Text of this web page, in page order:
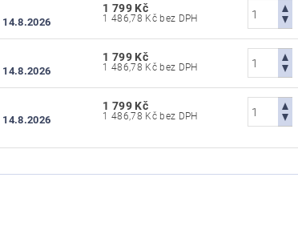
14.8.2026
1 799 Kč
1 486,78 Kč bez DPH
14.8.2026
1 799 Kč
1 486,78 Kč bez DPH
14.8.2026
1 799 Kč
1 486,78 Kč bez DPH